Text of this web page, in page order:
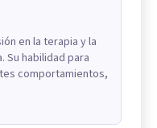
en la terapia y la
Su habilidad para
comportamientos,